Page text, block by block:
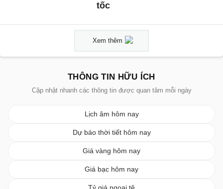
tốc
Xem thêm
THÔNG TIN HỮU ÍCH
Cập nhật nhanh các thông tin được quan tâm mỗi ngày
Lịch âm hôm nay
Dự báo thời tiết hôm nay
Giá vàng hôm nay
Giá bạc hôm nay